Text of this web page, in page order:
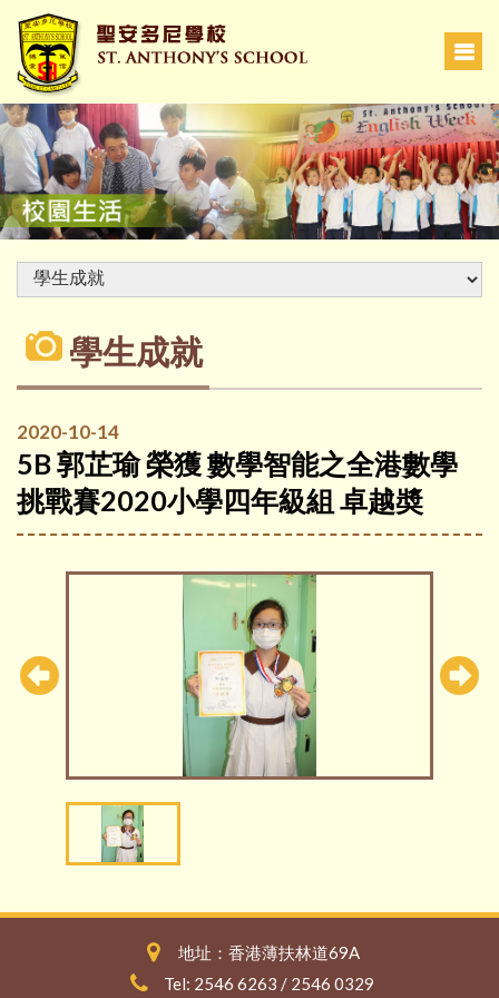
學生成就
2020-10-14
5B 郭芷瑜 榮獲 數學智能之全港數學
挑戰賽2020小學四年級組 卓越奬
地址：香港薄扶林道69A
Tel: 2546 6263 / 2546 0329